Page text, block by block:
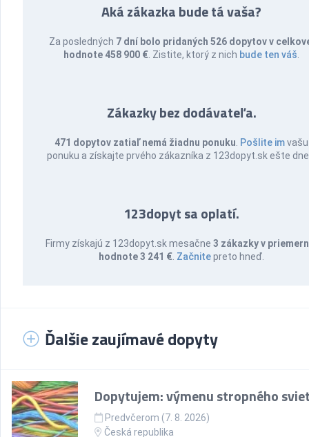
Aká zákazka bude tá vaša?
Za posledných 7 dní bolo pridaných 526 dopytov v
hodnote 458 900 € . Zistite, ktorý z nich bude ten váš
Zákazky bez dodávateľa.
471 dopytov zatiaľ nemá žiadnu ponuku Pošlite imvašu
ponuku a získajte prvého zákazníka z 123dopyt.sk ešte
123dopyt sa oplatí.
Firmy získajú z 123dopyt.sk mesačne3 zákazky v
hodnote 3 241 € Začnitepreto hneď.
Ďalšie zaujímavé dopyty
Dopytujem: výmenu stropného
Predvčerom (7. 8. 2026)
Česká republika